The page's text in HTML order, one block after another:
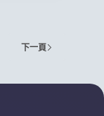
下一頁